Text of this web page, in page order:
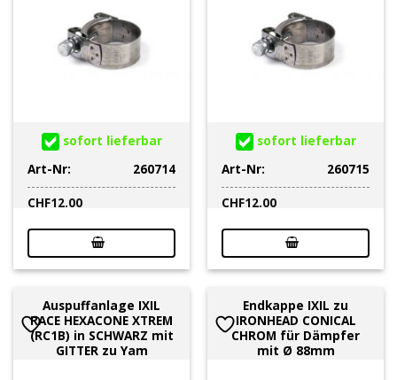
sofort lieferbar
Art-Nr:
260714
CHF12.00
sofort lieferbar
Art-Nr:
260715
CHF12.00
Auspuffanlage IXIL
RACE HEXACONE XTREM
(RC1B) in SCHWARZ mit
GITTER zu Yam
Endkappe IXIL zu
IRONHEAD CONICAL
CHROM für Dämpfer
mit Ø 88mm